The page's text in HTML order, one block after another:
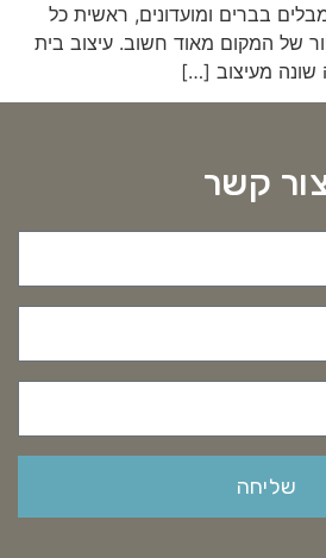
בברים ומועדונים, ראשית כל
של המקום מאוד חשוב. עיצוב בית
שונה מעיצוב […]
קשר
שליחה